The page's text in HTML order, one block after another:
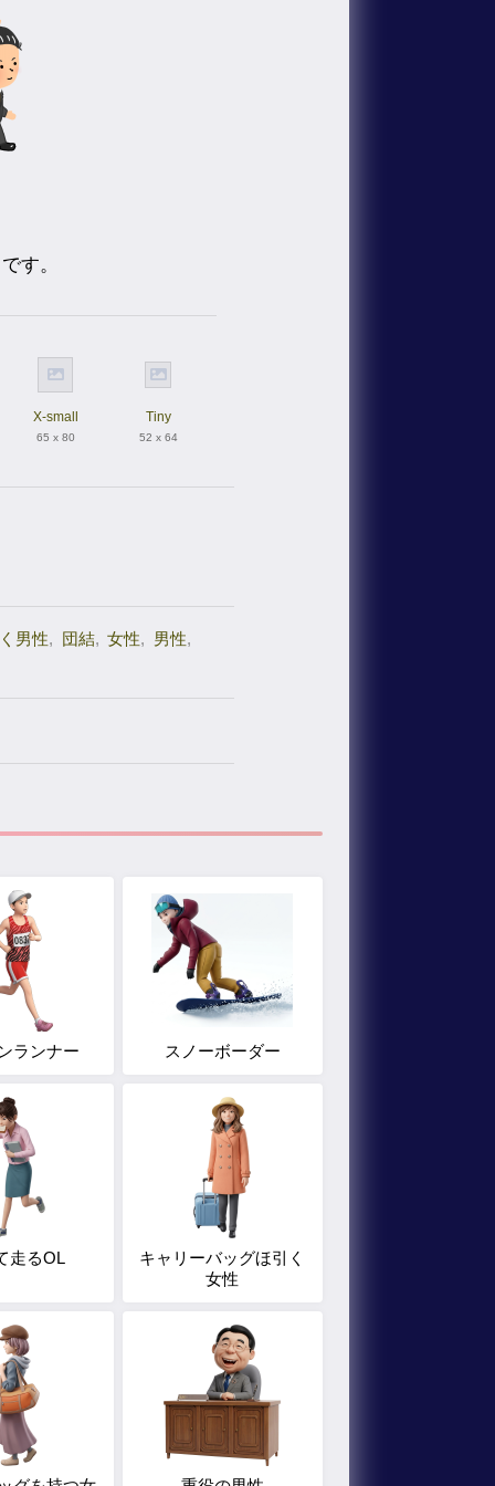
す。
X-small
65 x 80
Tiny
52 x 64
男性, 団結, 女性, 男性,
ランナー スノーボーダー
走るOL
キャリーバッグほ引く
女性